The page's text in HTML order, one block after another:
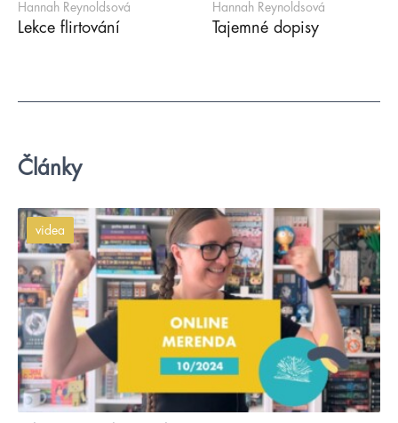
Hannah Reynoldsová
Lekce flirtování
Hannah Reynoldsová
Tajemné dopisy
Články
videa